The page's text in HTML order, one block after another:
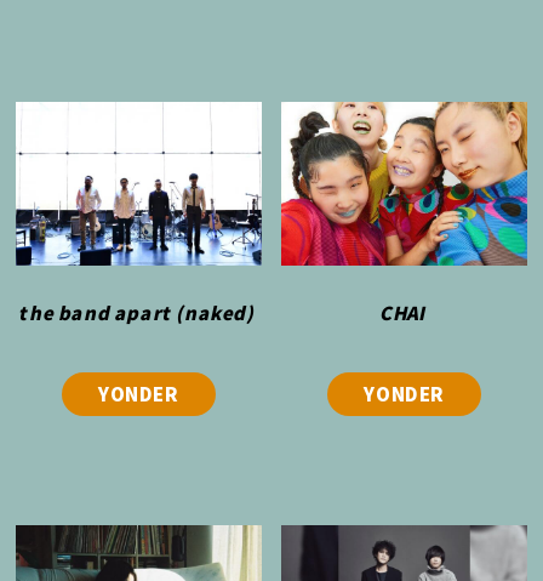
the band apart (naked)
YONDER
CHAI
YONDER